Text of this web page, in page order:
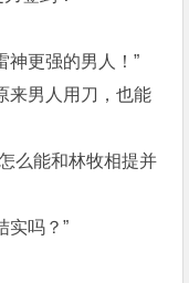
神更强的男人！”
来男人用刀，也能
么能和林牧相提并
实吗？”